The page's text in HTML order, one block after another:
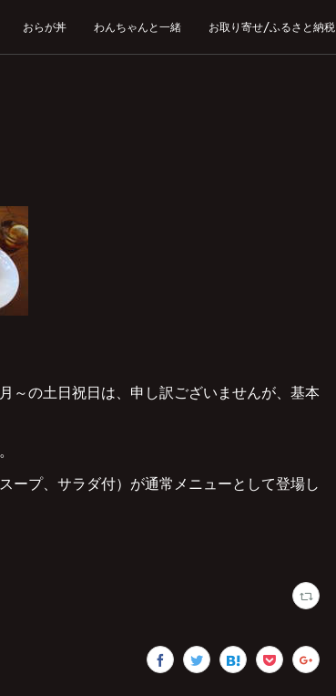
おらが丼 わんちゃんと一緒 お取り寄せ/ふるさと納税
～の土日祝日は、申し訳ございませんが、基本
ープ、サラダ付）が通常メニューとして登場し